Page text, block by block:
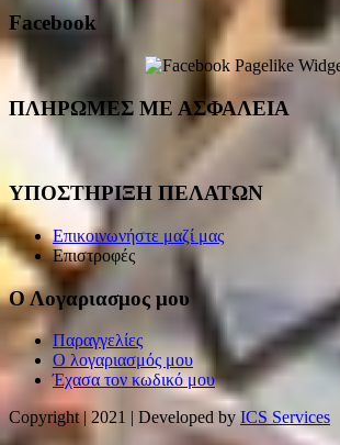
Facebook
ΠΛΗΡΩΜΕΣ ΜΕ ΑΣΦΑΛΕΙΑ
ΥΠΟΣΤΗΡΙΞΗ ΠΕΛΑΤΩΝ
Επικοινωνήστε μαζί μας
Επιστροφές
Ο Λογαριασμος μου
Παραγγελίες
Ο λογαριασμός μου
Έχασα τον κωδικό μου
Copyright | 2021 | Developed by ICS Services